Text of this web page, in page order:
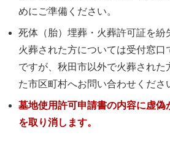
めにご準備ください。
死体（胎）埋葬・火葬許可証を紛
火葬された方については受付窓口
ですが、秋田市以外で火葬された
た市区町村へお問い合わせくださ
墓地使用許可申請書の内容に虚偽
を取り消します。